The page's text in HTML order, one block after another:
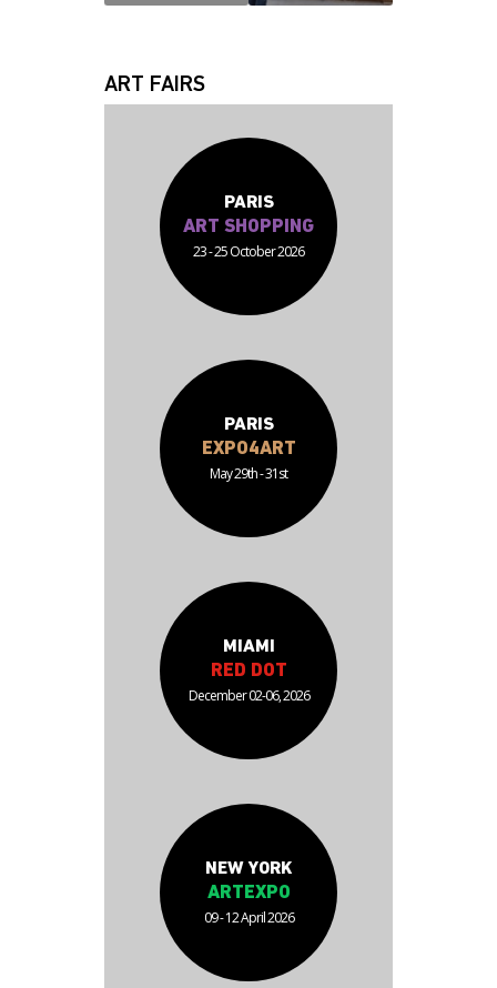
ART FAIRS
PARIS
ART SHOPPING
23 - 25 October 2026
PARIS
EXPO4ART
May 29th - 31st
MIAMI
RED DOT
December 02-06, 2026
NEW YORK
ARTEXPO
09 - 12 April 2026